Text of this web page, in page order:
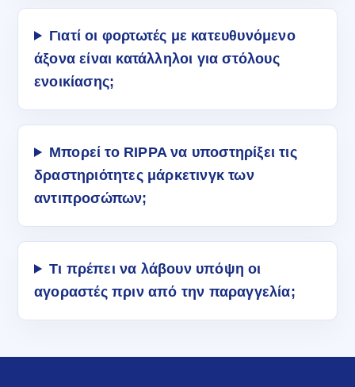
Γιατί οι φορτωτές με κατευθυνόμενο
άξονα είναι κατάλληλοι για στόλους
ενοικίασης;
Μπορεί το RIPPA να υποστηρίξει τις
δραστηριότητες μάρκετινγκ των
αντιπροσώπων;
Τι πρέπει να λάβουν υπόψη οι
αγοραστές πριν από την παραγγελία;